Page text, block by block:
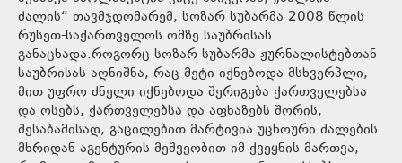
ძალის“ თავმჯდომარემ, სოზარ სუბარმა 2008 წლის
რუსეთ-საქართველოს ომზე საუბრისას
განაცხადა.როგორც სოზარ სუბარმა ჟურნალისტებთან
საუბრისას აღნიშნა, რაც მეტი იქნებოდა მსხვერპლი,
მით უფრო ძნელი იქნებოდა შერიგება ქართველებსა
და ოსებს, ქართველებსა და აფხაზებს შორის,
შესაბამისად, გაცილებით მარტივია უცხოური ძალების
მხრიდან აგენტურის მეშვეობით იმ ქვეყნის მართვა,